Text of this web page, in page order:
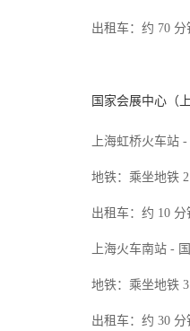
出租车：约 70 分
国家会展中心（
上海虹桥火车站
地铁：乘坐地铁
出租车：约 10 分
上海火车南站 -
地铁：乘坐地铁
出租车：约 30 分